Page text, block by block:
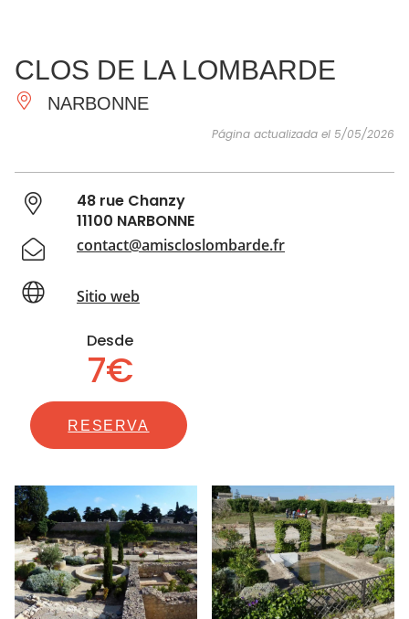
IMPRESCINDIBLES
HACER
INSPIRACIONES
CLOS DE LA LOMBARDE
NARBONNE
Página actualizada el 5/05/2026
48 rue Chanzy
11100 NARBONNE
contact@amiscloslombarde.fr
Sitio web
Desde
7€
RESERVA